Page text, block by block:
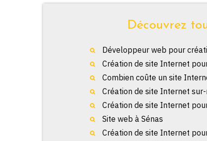
Découvrez
Développeur web pour
Création de site Internet
Combien coûte un site
Création de site Internet
Création de site Internet
Site web à Sénas
Création de site Internet